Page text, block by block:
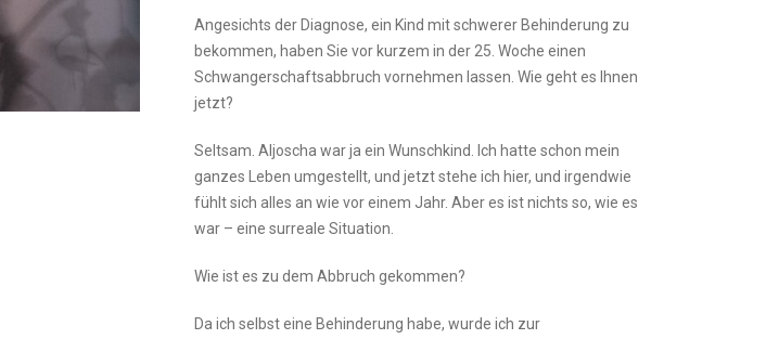
Angesichts der Diagnose, ein Kind mit schwerer Behinderung zu
bekommen, haben Sie vor kurzem in der 25. Woche einen
Schwangerschaftsabbruch vornehmen lassen. Wie geht es Ihnen
jetzt?
Seltsam. Aljoscha war ja ein Wunschkind. Ich hatte schon mein
ganzes Leben umgestellt, und jetzt stehe ich hier, und irgendwie
fühlt sich alles an wie vor einem Jahr. Aber es ist nichts so, wie es
war – eine surreale Situation.
Wie ist es zu dem Abbruch gekommen?
Da ich selbst eine Behinderung habe, wurde ich zur